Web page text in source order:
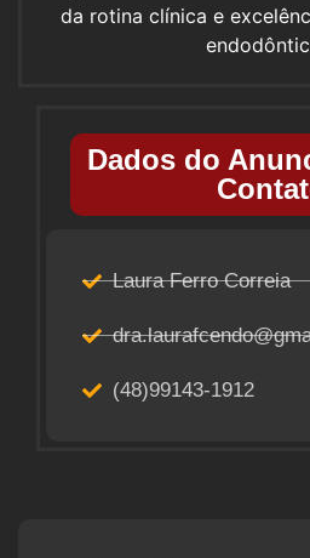
da rotina clínica e
Dados do
Laura Ferro Correia
(48)99143-1912